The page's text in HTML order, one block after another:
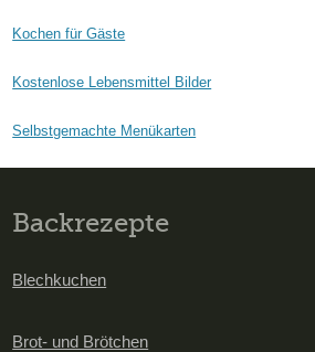
Kochen für Gäste
Kostenlose Lebensmittel Bilder
Selbstgemachte Menükarten
Backrezepte
Blechkuchen
Brot- und Brötchen